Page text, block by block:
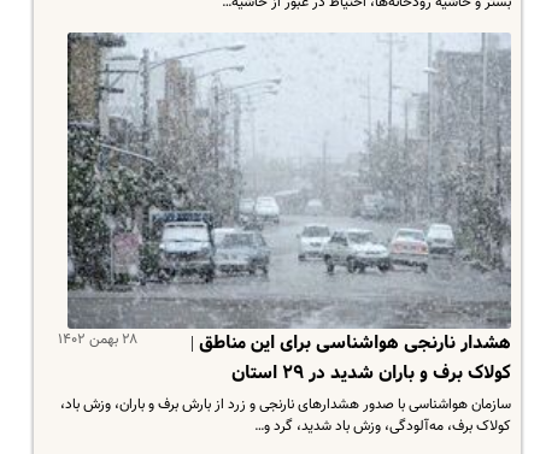
۲۸ بهمن ۱۴۰۲
هشدار نارنجی هواشناسی برای این مناطق |
کولاک برف و باران شدید در ۲۹ استان
سازمان هواشناسی با صدور هشدارهای نارنجی و زرد از بارش برف و باران، وزش باد،
کولاک برف، مه‌آلودگی، وزش باد شدید، گرد و…